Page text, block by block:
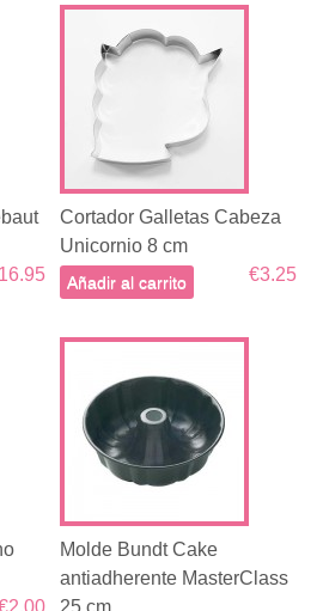
Cortador Galletas Cabeza
Unicornio 8 cm
€3.25
Añadir al carrito
Molde Bundt Cake
antiadherente MasterClass